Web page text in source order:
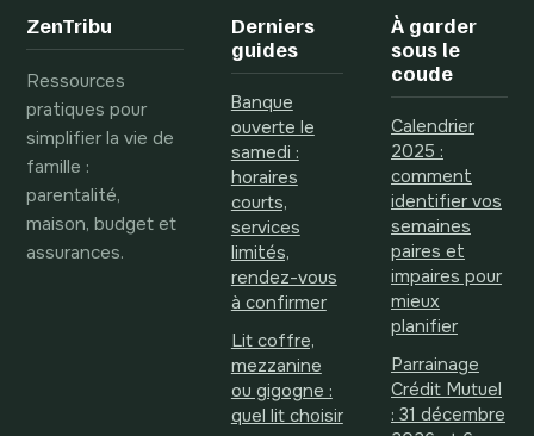
élégantes
ZenTribu
Ressources
pratiques pour
simplifier la vie de
famille :
parentalité,
maison, budget et
assurances.
Derniers
guides
Banque
ouverte le
samedi :
horaires
courts,
services
limités,
rendez-vous
à confirmer
Lit coffre,
mezzanine
ou gigogne :
quel lit choisir
À garder
sous le
coude
Calendrier
2025 :
comment
identifier vos
semaines
paires et
impaires pour
mieux
planifier
Parrainage
Crédit Mutuel
: 31 décembre